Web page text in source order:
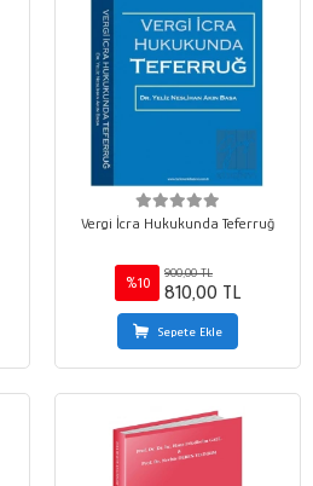
Vergi İcra Hukukunda Teferruğ
%10
900,00 TL
810,00 TL
Sepete Ekle